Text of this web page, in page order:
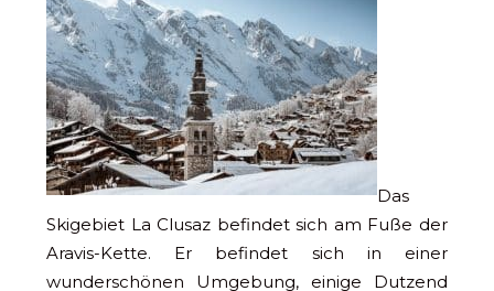
Das
Skigebiet La Clusaz befindet sich am Fuße der
Aravis-Kette. Er befindet sich in einer
wunderschönen Umgebung, einige Dutzend